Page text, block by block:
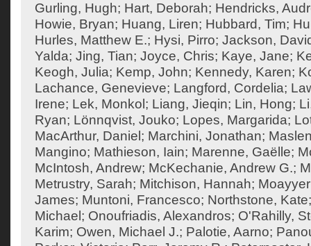
Gurling, Hugh; Hart, Deborah; Hendricks,
Howie, Bryan; Huang, Liren; Hubbard, Tim;
Hurles, Matthew E.; Hysi, Pirro; Jackson,
Yalda; Jing, Tian; Joyce, Chris; Kaye, Jane;
Keogh, Julia; Kemp, John; Kennedy, Karen;
Lachance, Genevieve; Langford, Cordelia;
Irene; Lek, Monkol ; Liang, Jieqin; Lin, Hong;
Ryan; Lönnqvist, Jouko; Lopes, Margarida;
MacArthur, Daniel ; Marchini, Jonathan;
Mangino; Mathieson, Iain; Marenne, Gaëlle;
McIntosh, Andrew; McKechanie, Andrew G.;
Metrustry, Sarah; Mitchison, Hannah;
James; Muntoni, Francesco; Northstone, Kate
Michael ; Onoufriadis, Alexandros; O'Rahilly,
Karim; Owen, Michael J.; Palotie, Aarno;